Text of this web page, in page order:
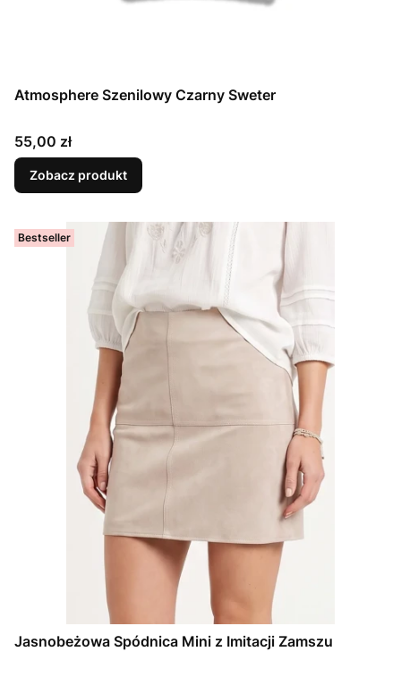
Atmosphere Szenilowy Czarny Sweter
Cena
55,00 zł
Zobacz produkt
Bestseller
Jasnobeżowa Spódnica Mini z Imitacji Zamszu